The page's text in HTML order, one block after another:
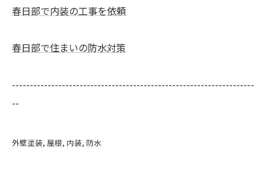
春日部で内装の工事を依頼
春日部で住まいの防水対策
--------------------------------------------------------------------
--
外壁塗装 屋根 内装 防水